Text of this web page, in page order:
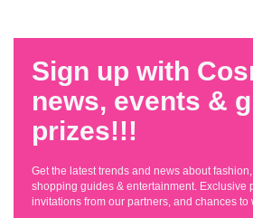
Sign up with
news, events &
prizes!!!
Get the latest trends and news about
shopping guides & entertainment. Exclusive
invitations from our partners, and chances to